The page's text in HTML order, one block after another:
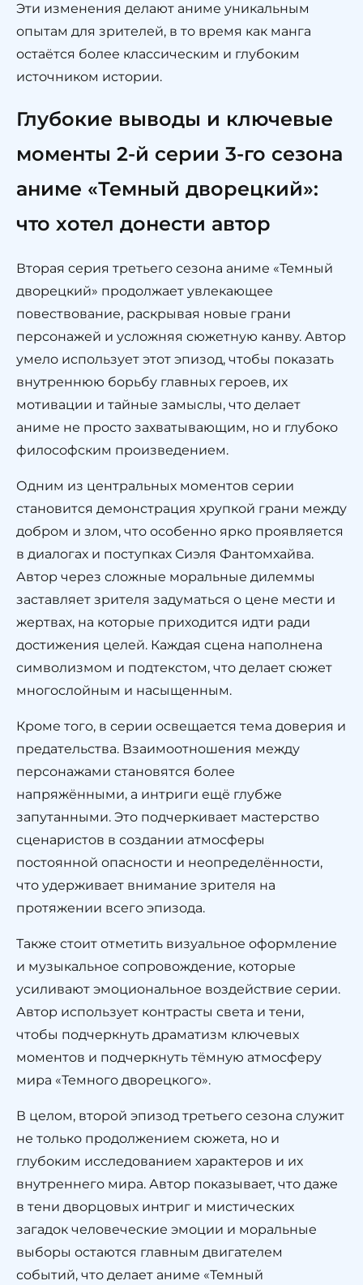
Эти изменения делают аниме уникальным
опытам для зрителей, в то время как манга
остаётся более классическим и глубоким
источником истории.
Глубокие выводы и ключевые
моменты 2-й серии 3-го сезона
аниме «Темный дворецкий»:
что хотел донести автор
Вторая серия третьего сезона аниме «Темный
дворецкий» продолжает увлекающее
повествование, раскрывая новые грани
персонажей и усложняя сюжетную канву. Автор
умело использует этот эпизод, чтобы показать
внутреннюю борьбу главных героев, их
мотивации и тайные замыслы, что делает
аниме не просто захватывающим, но и глубоко
философским произведением.
Одним из центральных моментов серии
становится демонстрация хрупкой грани между
добром и злом, что особенно ярко проявляется
в диалогах и поступках Сиэля Фантомхайва.
Автор через сложные моральные дилеммы
заставляет зрителя задуматься о цене мести и
жертвах, на которые приходится идти ради
достижения целей. Каждая сцена наполнена
символизмом и подтекстом, что делает сюжет
многослойным и насыщенным.
Кроме того, в серии освещается тема доверия и
предательства. Взаимоотношения между
персонажами становятся более
напряжёнными, а интриги ещё глубже
запутанными. Это подчеркивает мастерство
сценаристов в создании атмосферы
постоянной опасности и неопределённости,
что удерживает внимание зрителя на
протяжении всего эпизода.
Также стоит отметить визуальное оформление
и музыкальное сопровождение, которые
усиливают эмоциональное воздействие серии.
Автор использует контрасты света и тени,
чтобы подчеркнуть драматизм ключевых
моментов и подчеркнуть тёмную атмосферу
мира «Темного дворецкого».
В целом, второй эпизод третьего сезона служит
не только продолжением сюжета, но и
глубоким исследованием характеров и их
внутреннего мира. Автор показывает, что даже
в тени дворцовых интриг и мистических
загадок человеческие эмоции и моральные
выборы остаются главным двигателем
событий, что делает аниме «Темный